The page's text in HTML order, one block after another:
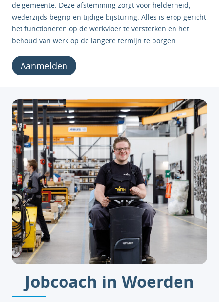
de gemeente. Deze afstemming zorgt voor helderheid,
wederzijds begrip en tijdige bijsturing. Alles is erop gericht
het functioneren op de werkvloer te versterken en het
behoud van werk op de langere termijn te borgen.
Aanmelden
Jobcoach in Woerden